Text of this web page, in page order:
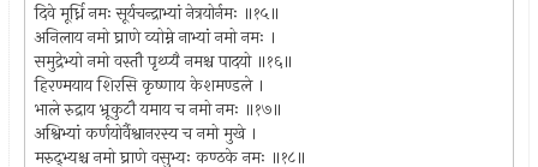
दिवे मूर्ध्नि नमः सूर्यचन्द्राभ्यां नेत्रयोर्नमः ॥१५॥
अनिलाय नमो घ्राणे व्योम्ने नाभ्यां नमो नमः ।
समुद्रेभ्यो नमो वस्तौ पृथ्प्यै नमश्च पादयो ॥१६॥
हिरण्मयाय शिरसि कृष्णाय केशमण्डले ।
भाले रुद्राय भ्रूकुटौ यमाय च नमो नमः ॥१७॥
अश्विभ्यां कर्णयोर्वैश्वानरस्य च नमो मुखे ।
मरुद्भ्यश्च नमो घ्राणे वसुभ्यः कण्ठके नमः ॥१८॥